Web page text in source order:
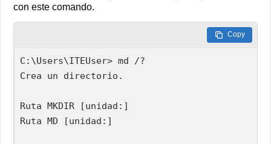
con este comando.
Copy
C:\Users\ITEUser> md /?
Crea un directorio.
Ruta MKDIR [unidad:]
Ruta MD [unidad:]